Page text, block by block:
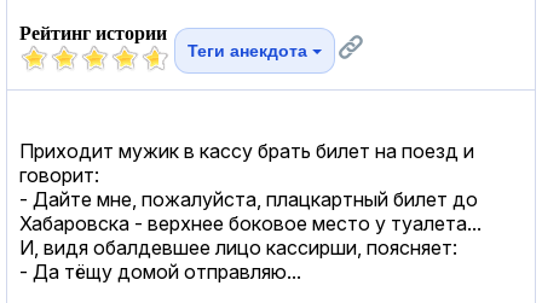
Рейтинг истории
Теги анекдота
Приходит мужик в кассу брать билет на поезд и
говорит:
- Дайте мне, пожалуйста, плацкартный билет до
Хабаровска - верхнее боковое место у туалета...
И, видя обалдевшее лицо кассирши, поясняет:
- Да тёщу домой отправляю...